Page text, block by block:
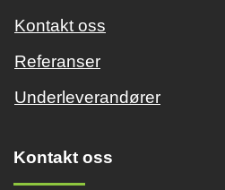
Kontakt oss
Referanser
Underleverandører
Kontakt oss